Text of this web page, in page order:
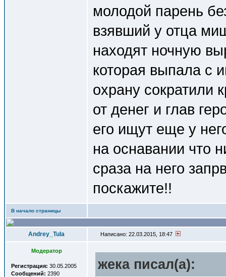
молодой парень
взявший у отца
находят ночную
которая выпала с
охрану сократили
от денег и глав
его ищут еще у
на оснавании что
сраза на него
поскажите!!
В начало страницы
Andrey_Tula Написано: 22.03.2015, 18:47
Модератор
Регистрация: 30.05.2005
Сообщений: 2390
жека писал(a):